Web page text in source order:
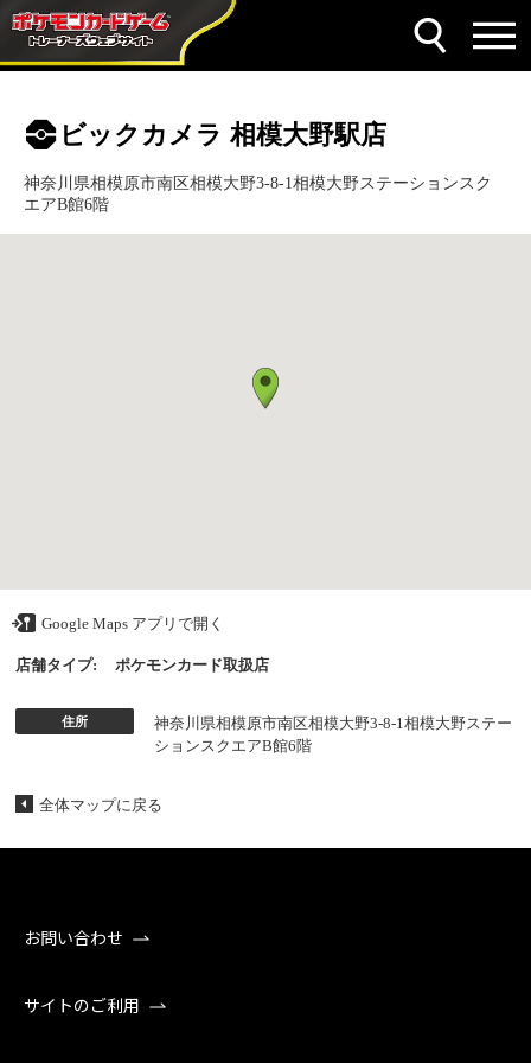
ビックカメラ 相模大野駅店
神奈川県相模原市南区相模大野3-8-1相模大野ステーションスク
エアB館6階
Google Maps アプリで開く
店舗タイプ: ポケモンカード取扱店
住所
神奈川県相模原市南区相模大野3-8-1相模大野ステー
ションスクエアB館6階
全体マップに戻る
お問い合わせ
サイトのご利用